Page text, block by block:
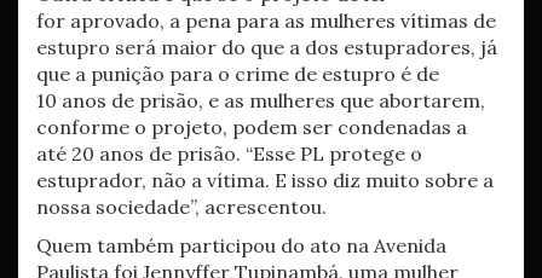
for aprovado, a pena para as mulheres vítimas de
estupro será maior do que a dos estupradores, já
que a punição para o crime de estupro é de
10 anos de prisão, e as mulheres que abortarem,
conforme o projeto, podem ser condenadas a
até 20 anos de prisão. “Esse PL protege o
estuprador, não a vítima. E isso diz muito sobre a
nossa sociedade”, acrescentou.
Quem também participou do ato na Avenida
Paulista foi Jennyffer Tupinambá, uma mulher